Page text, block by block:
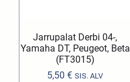
Jarrupalat Derbi 04-,
Yamaha DT, Peugeot, Beta
(FT3015)
5,50€ SIS. ALV